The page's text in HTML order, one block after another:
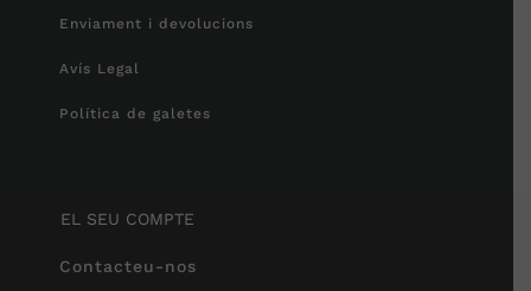
Enviament i devolucions
Avís Legal
Política de galetes
EL SEU COMPTE
Contacteu-nos